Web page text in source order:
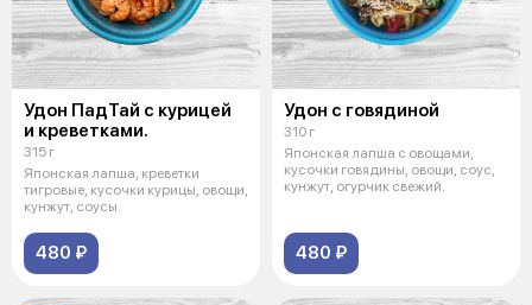
Удон ПадТай с курицей
и креветками.
315 г
Японская лапша, креветки
тигровые, кусочки курицы, овощи,
кунжут, соусы.
480 ₽
Удон с говядиной
310 г
Японская лапша с овощами,
кусочки говядины, овощи, соус,
кунжут, огурчик свежий.
480 ₽